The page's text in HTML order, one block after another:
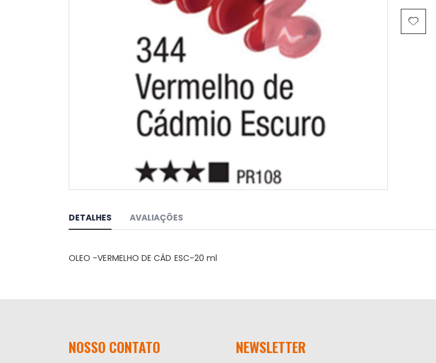
o
início
de
DETALHES
OLEO -VERMELHO DE CÁD ESC-20 ml
AVALIAÇÕES
NOSSO CONTATO NEWSLETTER